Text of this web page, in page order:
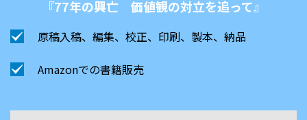
『77年の興亡 価値観の対立を追って』
原稿入稿、編集、校正、印刷、製本、納品
Amazonでの書籍販売